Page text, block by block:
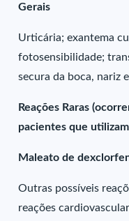
Gerais
Urticária; exantema
fotosensibilidade;
secura da boca, nariz
Reações Raras
pacientes que
Maleato de
Outras possíveis
reações